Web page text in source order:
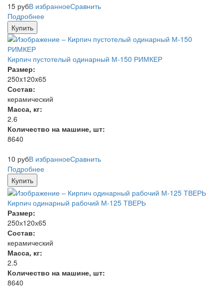
15 рубВ избранноеСравнить
Подробнее
Купить
Кирпич пустотелый одинарный М-150 РИМКЕР
Размер:
250x120x65
Состав:
керамический
Масса, кг:
2.6
Количество на машине, шт:
8640
10 рубВ избранноеСравнить
Подробнее
Купить
Кирпич одинарный рабочий М-125 ТВЕРЬ
Размер:
250х120х65
Состав:
керамический
Масса, кг:
2.5
Количество на машине, шт:
8640